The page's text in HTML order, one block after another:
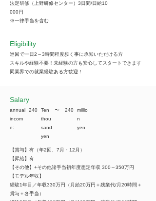
法定研修（上野研修センター）3日間/日給10
000円
※一律手当を含む
Eligibility
巡回で一日2～3時間程度歩く事に承知いただける方
スキルや経験不要！未経験の方も安心してスタートできます
同業界での就業経験ある方歓迎！
​Salary
annual
incom
e:
240
Ten
thou
sand
yen
​〜 240
millio
n
yen
【賞与】有（年2回、7月・12月）
【昇給】有
【その他】+その他諸手当初年度想定年収 300～350万円
【モデル年収】
経験1年目／年収330万円（月給20万円＋残業代/月20時間＋
賞与＋各手当）